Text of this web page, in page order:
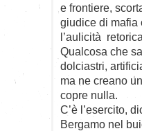
e frontiere,
giudice di mafia
l’aulicità
Qualcosa che
dolciastri,
ma ne creano
copre nulla.
C’è l’esercito,
Bergamo nel